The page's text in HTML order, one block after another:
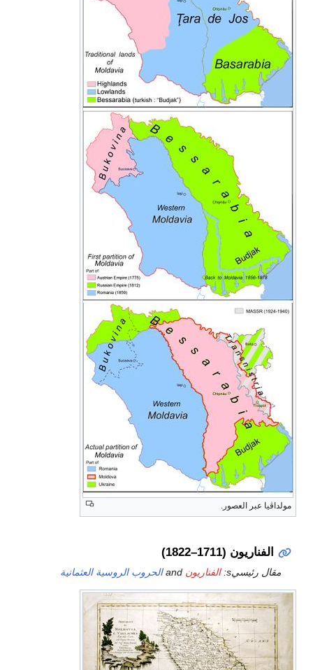
مولداڤيا عبر العصور.
الفناريون (1711–1822)
مقال رئيسيs: الفناريون and الحروب الروسية العثمانية